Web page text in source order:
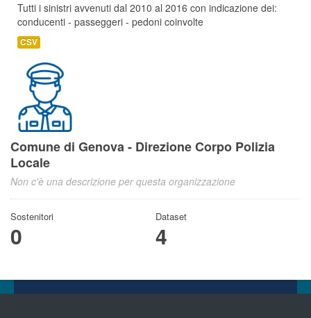
Tutti i sinistri avvenuti dal 2010 al 2016 con indicazione dei:
conducenti - passeggeri - pedoni coinvolte
CSV
Comune di Genova - Direzione Corpo Polizia
Locale
Non c'è una descrizione per questa organizzazione
Sostenitori
0
Dataset
4